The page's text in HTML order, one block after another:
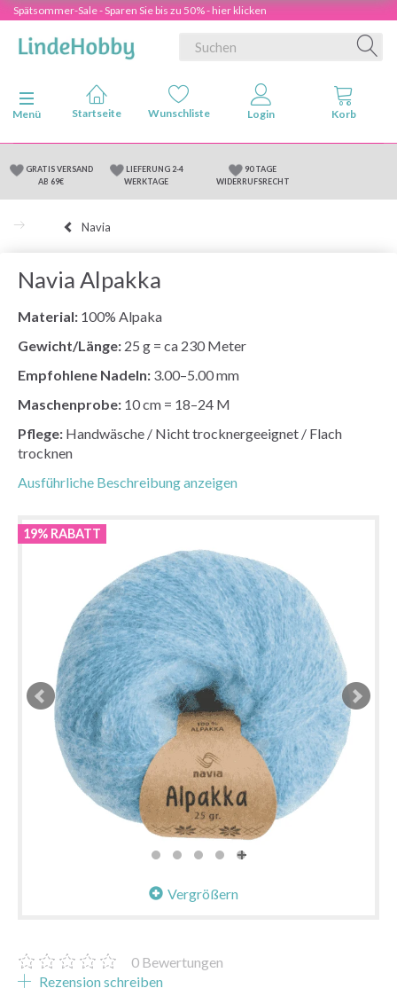
Spätsommer-Sale - Sparen Sie bis zu 50% - hier klicken
Anzeige ändern
Menü
GRATIS VERSAND
AB 69€
LIEFERUNG 2-4
WERKTAGE
90 TAGE
WIDERRUFSRECHT
Navia
Navia Alpakka
Material: 100% Alpaka
Gewicht/Länge: 25 g = ca 230 Meter
Empfohlene Nadeln: 3.00–5.00 mm
Maschenprobe: 10 cm = 18–24 M
Pflege: Handwäsche / Nicht trocknergeeignet / Flach
trocknen
Ausführliche Beschreibung anzeigen
19% RABATT
Vergrößern
0 Bewertungen
Rezension schreiben